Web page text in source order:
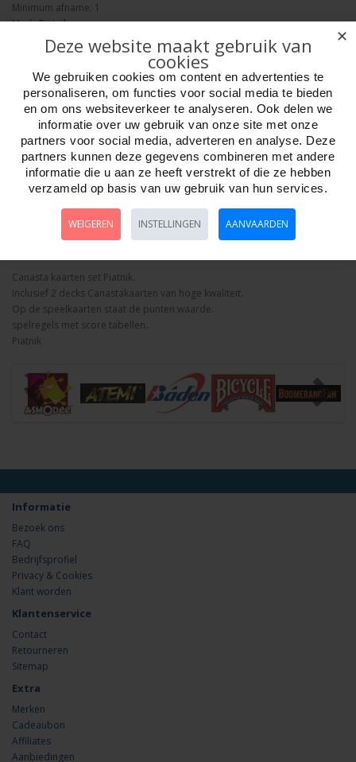
Minimum afname: 1
Merk:Piatnik
Aantal
Bestellen
Omschrijving Foto hoge resolutie Details
Canasta kaarten set Piatnik.
Inclusief 2 decks Canastakaarten van hoge kwaliteit.
Op de speelkaarten staat de punten waarde.
spelregels met score tabellen.
Piatnik
Informatie
Bezoek ons
FAQ
Bedrijfsprofiel
Privacy & Cookies
Klant worden
Klantenservice
Contact
Retourneren
Sitemap
Extra
Merken
Cadeaubon
Affiliates
Aanbiedingen
✕
Deze website maakt gebruik van
cookies
We gebruiken cookies om content en advertenties te
personaliseren, om functies voor social media te bieden
en om ons websiteverkeer te analyseren. Ook delen we
informatie over uw gebruik van onze site met onze
partners voor social media, adverteren en analyse. Deze
partners kunnen deze gegevens combineren met andere
informatie die u aan ze heeft verstrekt of die ze hebben
verzameld op basis van uw gebruik van hun services.
WEIGEREN INSTELLINGEN AANVAARDEN